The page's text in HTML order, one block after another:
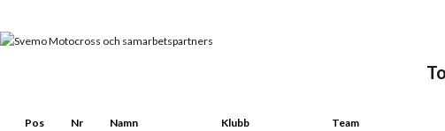
Pos Nr Namn Klubb Team